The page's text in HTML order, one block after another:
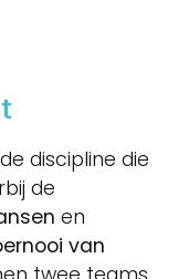
discipline die
de
en
van